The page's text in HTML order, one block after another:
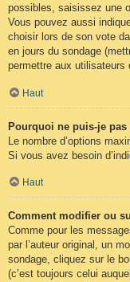
possibles, saisissez une
Vous pouvez aussi
choisir lors de son vote
en jours du sondage
permettre aux utilisateurs
Haut
Pourquoi ne puis-je
Le nombre d’options
Si vous avez besoin
Haut
Comment modifier ou
Comme pour les
par l’auteur original, un
sondage, cliquez sur le
(c’est toujours celui